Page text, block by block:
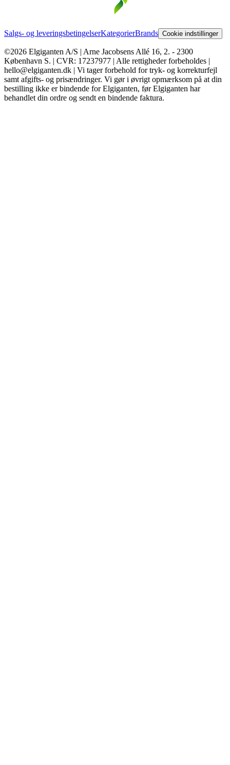
Salgs- og leveringsbetingelserKategorierBrands Cookie indstillinger
©2026 Elgiganten A/S | Arne Jacobsens Allé 16, 2. - 2300
København S. | CVR: 17237977 | Alle rettigheder forbeholdes |
hello@elgiganten.dk | Vi tager forbehold for tryk- og korrekturfejl
samt afgifts- og prisændringer. Vi gør i øvrigt opmærksom på at din
bestilling ikke er bindende for Elgiganten, før Elgiganten har
behandlet din ordre og sendt en bindende faktura.